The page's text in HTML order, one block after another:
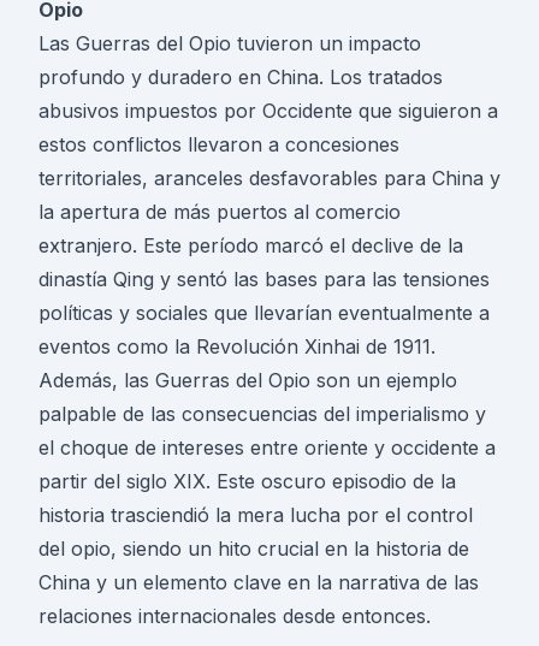
Opio
Las Guerras del Opio tuvieron un impacto
profundo y duradero en China. Los tratados
abusivos impuestos por Occidente que siguieron a
estos conflictos llevaron a concesiones
territoriales, aranceles desfavorables para China y
la apertura de más puertos al comercio
extranjero. Este período marcó el declive de la
dinastía Qing y sentó las bases para las tensiones
políticas y sociales que llevarían eventualmente a
eventos como la Revolución Xinhai de 1911.
Además, las Guerras del Opio son un ejemplo
palpable de las consecuencias del imperialismo y
el choque de intereses entre oriente y occidente a
partir del siglo XIX. Este oscuro episodio de la
historia trasciendió la mera lucha por el control
del opio, siendo un hito crucial en la historia de
China y un elemento clave en la narrativa de las
relaciones internacionales desde entonces.